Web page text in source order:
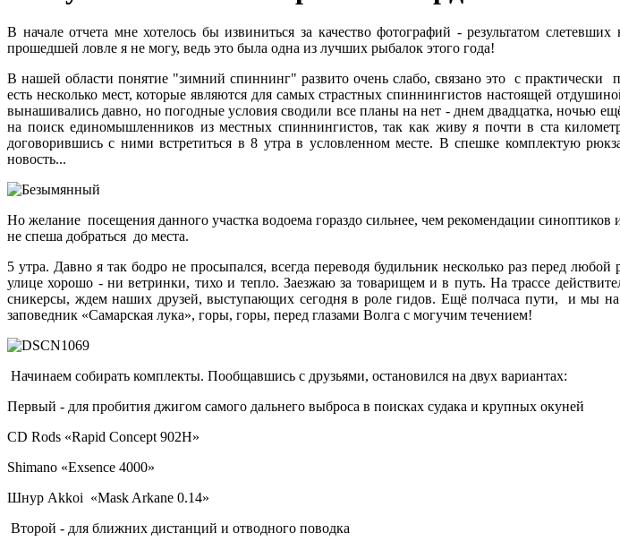
В начале отчета мне хотелось бы извиниться за качество фотографий - результатом
прошедшей ловле я не могу, ведь это была одна из лучших рыбалок этого года!
В нашей области понятие "зимний спиннинг" развито очень слабо, связано это с
есть несколько мест, которые являются для самых страстных спиннингистов настоящей
вынашивались давно, но погодные условия сводили все планы на нет - днем двадцатка, ночью
на поиск единомышленников из местных спиннингистов, так как живу я почти в ста
договорившись с ними встретиться в 8 утра в условленном месте. В спешке комплектую
новость...
Но желание посещения данного участка водоема гораздо сильнее, чем рекомендации
не спеша добраться до места.
5 утра. Давно я так бодро не просыпался, всегда переводя будильник несколько раз перед
улице хорошо - ни ветринки, тихо и тепло. Заезжаю за товарищем и в путь. На трассе
сникерсы, ждем наших друзей, выступающих сегодня в роле гидов. Ещё полчаса пути, и мы
заповедник «Самарская лука», горы, горы, перед глазами Волга с могучим течением!
Начинаем собирать комплекты. Пообщавшись с друзьями, остановился на двух вариантах:
Первый - для пробития джигом самого дальнего выброса в поисках судака и крупных окуней
CD Rods «Rapid Concept 902H»
Shimano «Exsence 4000»
Шнур Akkoi «Mask Arkane 0.14»
Второй - для ближних дистанций и отводного поводка